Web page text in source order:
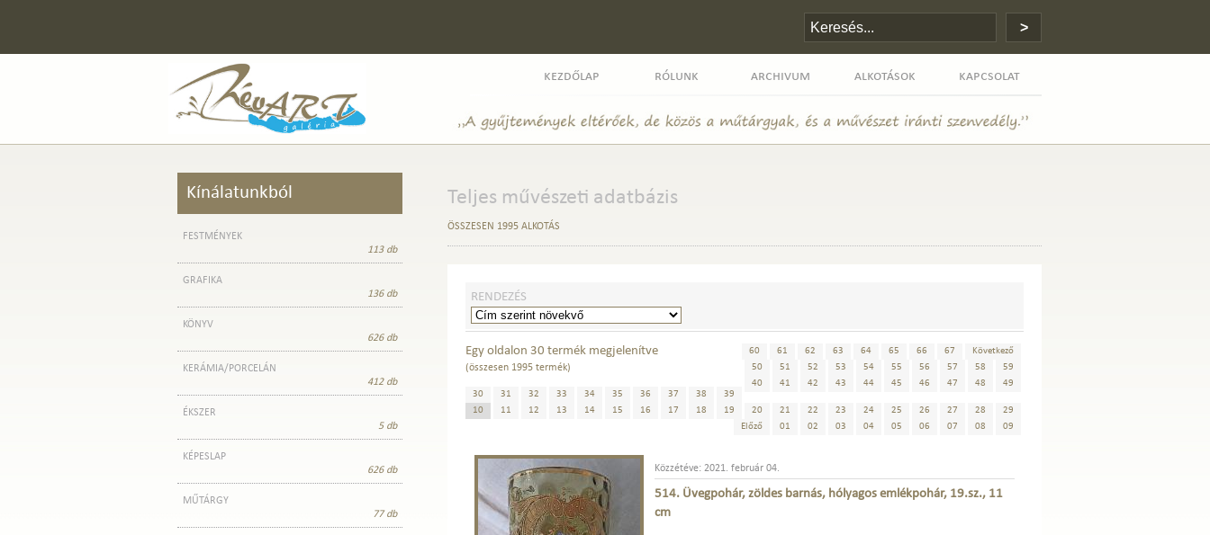
kapcsolat
alkotások
archivum
rólunk
kezdőlap
Kínálatunkból
FESTMÉNYEK
113 db
GRAFIKA
136 db
KÖNYV
626 db
KERÁMIA/PORCELÁN
412 db
ÉKSZER
5 db
KÉPESLAP
626 db
MŰTÁRGY
77 db
Teljes művészeti adatbázis
ÖSSZESEN 1995 ALKOTÁS
RENDEZÉS
Egy oldalon 30 termék megjelenítve
(összesen 1995 termék)
Következő
67
66
65
64
63
62
61
60
59
58
57
56
55
54
53
52
51
50
49
48
47
46
45
44
43
42
41
40
39
38
37
36
35
34
33
32
31
30
29
28
27
26
25
24
23
22
21
20
19
18
17
16
15
14
13
12
11
10
09
08
07
06
05
04
03
02
01
Előző
Közzétéve: 2021. február 04.
514. Üvegpohár, zöldes barnás, hólyagos emlékpohár, 19.sz., 11
cm